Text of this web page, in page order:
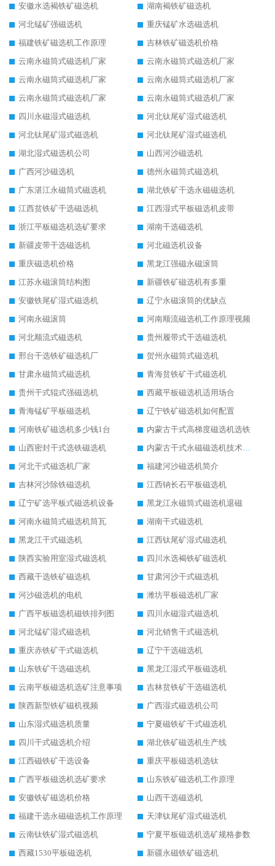
安徽水选褐铁矿磁选机
湖南褐铁矿磁选机
河北锰矿强磁选机
重庆锰矿水选磁选机
福建铁矿磁选机工作原理
吉林铁矿磁选机价格
云南永磁筒式磁选机厂家
云南永磁筒式磁选机厂家
云南永磁筒式磁选机厂家
云南永磁筒式磁选机厂家
云南永磁筒式磁选机厂家
云南永磁筒式磁选机厂家
四川永磁湿式磁选机
河北钛尾矿湿式磁选机
河北钛尾矿湿式磁选机
河北钛尾矿湿式磁选机
湖北湿式磁选机公司
山西河沙磁选机
广西河沙磁选机
德州永磁筒式磁选机
广东湛江永磁筒式磁选机
湖北铁矿干选永磁磁选机
江西贫铁矿干选磁选机
江西湿式平板磁选机皮带
浙江平板磁选机选矿要求
湖南干选磁选机
新疆皮带干选磁选机
河北磁选机设备
重庆磁选机价格
黑龙江强磁永磁滚筒
江苏永磁滚筒结构图
新疆铁矿磁选机有多重
安徽铁尾矿湿式磁选机
辽宁永磁滚筒的优缺点
河南永磁滚筒
河南顺流磁选机工作原理视频
河北顺流式磁选机
贵州履带式干选磁选机
邢台干选铁矿磁选机厂
贺州永磁筒式磁选机
甘肃永磁筒式磁选机
青海贫铁矿干式磁选机
贵州干式辊式强磁选机
西藏平板磁选机适用场合
青海锰矿平板磁选机
辽宁铁矿磁选机如何配置
河南铁矿磁选机多少钱1台
内蒙古干式高梯度磁选机选铁
山西密封干式选铁磁选机
内蒙古干式永磁磁选机技术要求
河北干式磁选机厂家
福建河沙磁选机简介
吉林河沙除铁磁选机
江西钠长石平板磁选机
辽宁矿选平板式磁选机设备
黑龙江永磁筒式磁选机退磁
河南永磁筒式磁选机筒瓦
湖南干式磁选机
黑龙江干式磁选机
江西钛尾矿湿式磁选机
陕西实验用室湿式磁选机
四川水选褐铁矿磁选机
西藏干选铁矿磁选机
甘肃河沙干式磁选机
河沙磁选机的电机
潍坊平板磁选机厂家
广西平板磁选机磁铁排列图
四川永磁湿式磁选机
河北锰矿湿式磁选机
河北销售干式磁选机
重庆赤铁矿干式磁选机
辽宁干选磁选机
山东铁矿干选磁选机
黑龙江湿式平板磁选机
云南平板磁选机选矿注意事项
吉林贫铁矿干选磁选机
陕西新型铁矿磁机视频
广西湿式磁选机公司
山东湿式磁选机质量
宁夏磁铁矿干式磁选机
四川干式磁选机介绍
湖北铁矿磁选机生产线
江西磁铁矿干选设备
重庆平板磁选机选钛
广西平板磁选机选矿要求
山东铁矿磁选机工作原理
安徽铁矿磁选机价格
山西干选磁选机
福建干选永磁磁选机工作原理
天津钛尾矿湿式磁选机
云南钛铁矿湿式磁选机
宁夏平板磁选机选矿规格参数
西藏1530平板磁选机
新疆永磁铁矿磁选机